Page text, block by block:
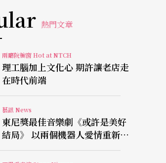
熱門文章
兩廳院櫥窗 Hot at NTCH
理工腦加上文化心 期許讓老店走
在時代前端
藝訊 News
東尼獎最佳音樂劇《或許是美好
結局》 以兩個機器人愛情重新凝
視有限人生